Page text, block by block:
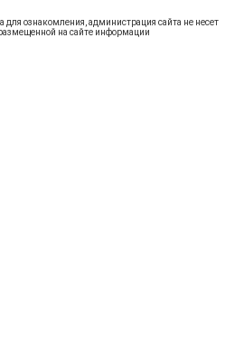
для ознакомления, администрация сайта не несет
на сайте информации